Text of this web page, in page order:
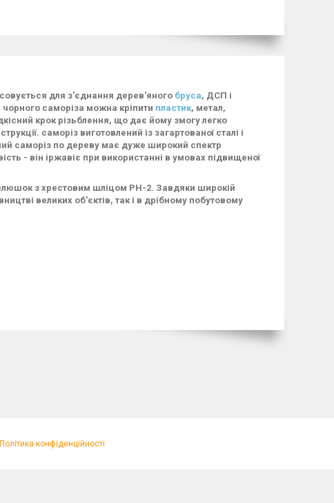
для з'єднання дерев'яного бруса, ДСП і
саморіза можна кріпити пластик, метал,
крок різьблення, що дає йому змогу легко
саморіз виготовлений із загартованої сталі і
саморіз по дереву має дуже широкий спектр
- він іржавіє при використанні в умовах підвищеної
з хрестовим шліцом РН-2. Завдяки широкій
великих об'єктів, так і в дрібному побутовому
Політика конфіденційності